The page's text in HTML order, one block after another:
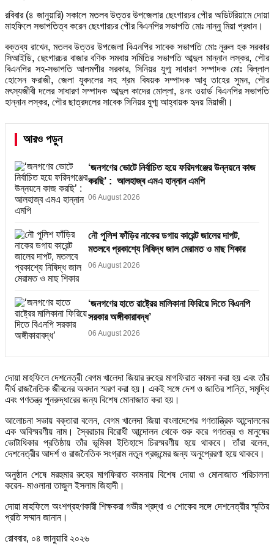
রবিবার (৪ জানুয়ারি) সকালে মতলব উত্তর উপজেলার ছেংগারচর পৌর অডিটরিয়ামে দোয়া
মাহফিলে সভাপতিত্ব করেন ছেংগারচর পৌর বিএনপির সভাপতি মোঃ নান্নু মিয়া প্রধান।
বক্তব্য রাখেন, মতলব উত্তর উপজেলা বিএনপির সাবেক সভাপতি মোঃ নুরুল হক সরকার
সিআইডি, ছেংগারচর বাজার বণিক সমবায় সমিতির সভাপতি আব্দুল মান্নান লস্কর, পৌর
বিএনপির সহ-সভাপতি আলমগীর সরকার, সিনিয়র যুগ্ম সাধারণ সম্পাদক মোঃ বিল্লাল
হোসেন ফরাজী, জেলা যুবদলের সহ শ্রম বিষয়ক সম্পাদক আবু তাহের সুমন, পৌর
মৎস্যজীবী দলের সাধারণ সম্পাদক আব্দুল কাদের মোল্লা, ৪নং ওয়ার্ড বিএনপির সভাপতি
হান্নান লস্কর, পৌর ছাত্রদলের সাবেক সিনিয়র যুগ্ম আহ্বায়ক হৃদয় মিয়াজী।
আরও পড়ুন
‘জনগণের ভোটে নির্বাচিত হয়ে ফরিদগঞ্জের উন্নয়নে কাজ
করছি’ : আলহাজ্ব এমএ হান্নান এমপি
06 August 2026
নৌ পুলিশ ফাঁড়ির নাকের ডগায় কারেন্ট জালের দাপট,
মতলবে প্রকাশ্যে নিষিদ্ধ জাল মেরামত ও মাছ শিকার
06 August 2026
‘জনগণের হাতে রাষ্ট্রের মালিকানা ফিরিয়ে দিতে বিএনপি
সরকার অঙ্গীকারাবদ্ধ’
06 August 2026
দোয়া মাহফিলে দেশনেত্রী বেগম খালেদা জিয়ার রুহের মাগফিরাত কামনা করা হয় এবং তাঁর
দীর্ঘ রাজনৈতিক জীবনের অবদান স্মরণ করা হয়। একই সঙ্গে দেশ ও জাতির শান্তি, সমৃদ্ধি
এবং গণতন্ত্র পুনরুদ্ধারের জন্য বিশেষ মোনাজাত করা হয়।
আলোচনা সভায় বক্তারা বলেন, বেগম খালেদা জিয়া বাংলাদেশের গণতান্ত্রিক আন্দোলনের
এক অবিস্মরণীয় নাম। স্বৈরাচার বিরোধী আন্দোলন থেকে শুরু করে গণতন্ত্র ও মানুষের
ভোটাধিকার প্রতিষ্ঠায় তাঁর ভূমিকা ইতিহাসে চিরস্মরণীয় হয়ে থাকবে। তাঁরা বলেন,
দেশনেত্রীর আদর্শ ও রাজনৈতিক সংগ্রাম নতুন প্রজন্মের জন্য অনুপ্রেরণা হয়ে থাকবে।
অনুষ্ঠান শেষে মরহুমার রুহের মাগফিরাত কামনায় বিশেষ দোয়া ও মোনাজাত পরিচালনা
করেন- মাওলানা তাজুল ইসলাম জিহাদী।
দোয়া মাহফিলে অংশগ্রহণকারী শিক্ষকরা গভীর শ্রদ্ধা ও শোকের সঙ্গে দেশনেত্রীর স্মৃতির
প্রতি সম্মান জানান।
রোববার, ০৪ জানুয়ারি ২০২৬